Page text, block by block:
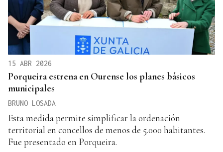
15 ABR 2026
Porqueira estrena en Ourense los planes básicos
municipales
BRUNO LOSADA
Esta medida permite simplificar la ordenación
territorial en concellos de menos de 5.000 habitantes.
Fue presentado en Porqueira.